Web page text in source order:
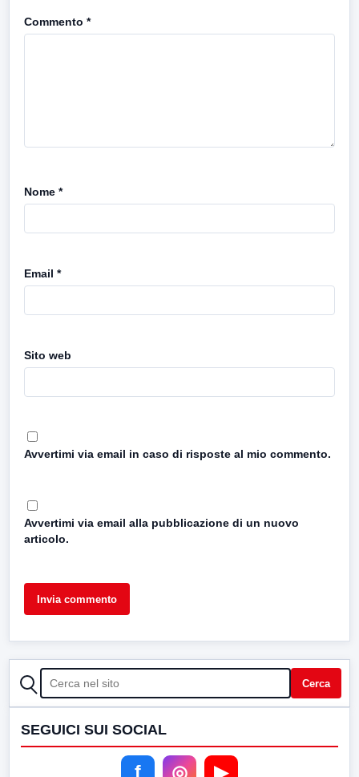
Commento *
Nome *
Email *
Sito web
Avvertimi via email in caso di risposte al mio commento.
Avvertimi via email alla pubblicazione di un nuovo
articolo.
CERCA Cerca
SEGUICI SUI SOCIAL
f ◎ ▶